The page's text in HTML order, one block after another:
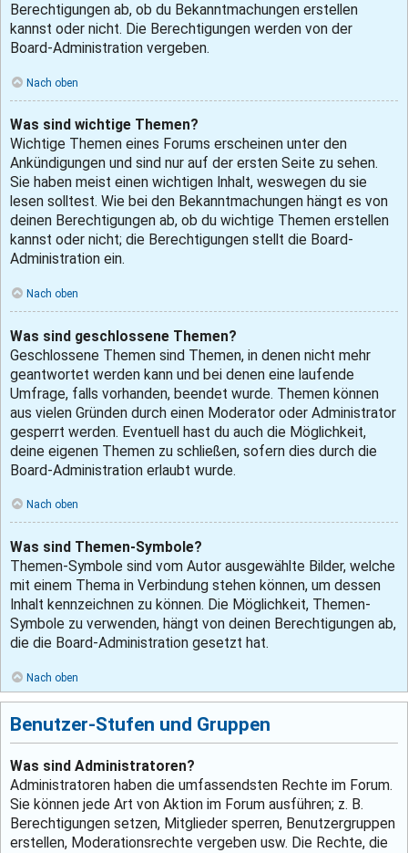
Berechtigungen ab, ob du Bekanntmachungen erstellen
kannst oder nicht. Die Berechtigungen werden von der
Board-Administration vergeben.
Nach oben
Was sind wichtige Themen?
Wichtige Themen eines Forums erscheinen unter den
Ankündigungen und sind nur auf der ersten Seite zu sehen.
Sie haben meist einen wichtigen Inhalt, weswegen du sie
lesen solltest. Wie bei den Bekanntmachungen hängt es von
deinen Berechtigungen ab, ob du wichtige Themen erstellen
kannst oder nicht; die Berechtigungen stellt die Board-
Administration ein.
Nach oben
Was sind geschlossene Themen?
Geschlossene Themen sind Themen, in denen nicht mehr
geantwortet werden kann und bei denen eine laufende
Umfrage, falls vorhanden, beendet wurde. Themen können
aus vielen Gründen durch einen Moderator oder Administrator
gesperrt werden. Eventuell hast du auch die Möglichkeit,
deine eigenen Themen zu schließen, sofern dies durch die
Board-Administration erlaubt wurde.
Nach oben
Was sind Themen-Symbole?
Themen-Symbole sind vom Autor ausgewählte Bilder, welche
mit einem Thema in Verbindung stehen können, um dessen
Inhalt kennzeichnen zu können. Die Möglichkeit, Themen-
Symbole zu verwenden, hängt von deinen Berechtigungen ab,
die die Board-Administration gesetzt hat.
Nach oben
Benutzer-Stufen und Gruppen
Was sind Administratoren?
Administratoren haben die umfassendsten Rechte im Forum.
Sie können jede Art von Aktion im Forum ausführen; z. B.
Berechtigungen setzen, Mitglieder sperren, Benutzergruppen
erstellen, Moderationsrechte vergeben usw. Die Rechte, die